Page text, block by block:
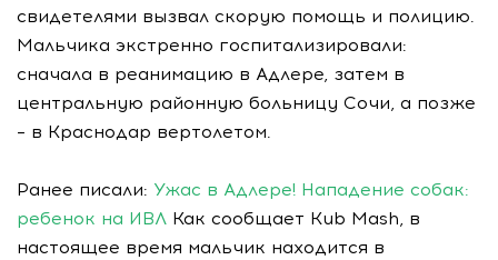
свидетелями вызвал скорую помощь и полицию.
Мальчика экстренно госпитализировали:
сначала в реанимацию в Адлере, затем в
центральную районную больницу Сочи, а позже
– в Краснодар вертолетом.
Ранее писали: Ужас в Адлере! Нападение собак:
ребенок на ИВЛ Как сообщает Kub Mash, в
настоящее время мальчик находится в